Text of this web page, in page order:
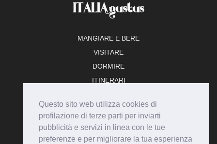
Questo sito web utilizza cookies di
profilazione di terze parti per inviarti
pubblicità e servizi in linea con le tue
preferenze e per migliorare la tua esperienza
MANGIARE E BERE
VISITARE
DORMIRE
ITINERARI
ADERISCI